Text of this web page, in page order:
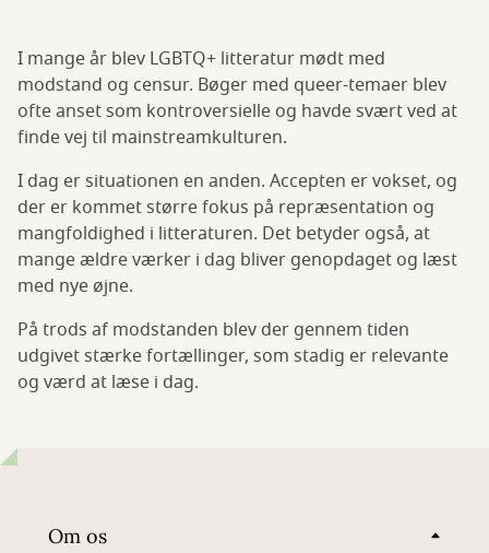
I mange år blev LGBTQ+ litteratur mødt med
modstand og censur. Bøger med queer-temaer blev
ofte anset som kontroversielle og havde svært ved at
finde vej til mainstreamkulturen.
I dag er situationen en anden. Accepten er vokset, og
der er kommet større fokus på repræsentation og
mangfoldighed i litteraturen. Det betyder også, at
mange ældre værker i dag bliver genopdaget og læst
med nye øjne.
På trods af modstanden blev der gennem tiden
udgivet stærke fortællinger, som stadig er relevante
og værd at læse i dag.
Om os